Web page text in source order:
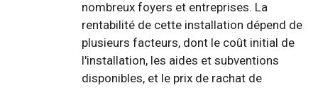
nombreux foyers et entreprises. La
rentabilité de cette installation dépend de
plusieurs facteurs, dont le coût initial de
l'installation, les aides et subventions
disponibles, et le prix de rachat de